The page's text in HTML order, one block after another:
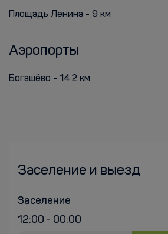
Площадь Ленина - 9 км
Аэропорты
Богашёво - 14.2 км
Заселение и выезд
Заселение
12:00 - 00:00